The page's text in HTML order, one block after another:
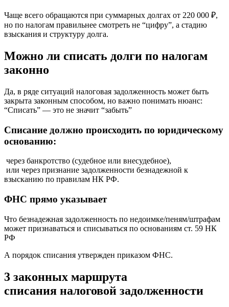
Чаще всего обращаются при суммарных долгах от 220 000 ₽,
но по налогам правильнее смотреть не “цифру”, а стадию
взыскания и структуру долга.
Можно ли списать долги по налогам
законно
Да, в ряде ситуаций налоговая задолженность может быть
закрыта законным способом, но важно понимать нюанс:
“Списать” — это не значит “забыть”
Списание должно происходить по юридическому
основанию:
через банкротство (судебное или внесудебное),
или через признание задолженности безнадежной к
взысканию по правилам НК РФ.
ФНС прямо указывает
Что безнадежная задолженность по недоимке/пеням/штрафам
может признаваться и списываться по основаниям ст. 59 НК
РФ
А порядок списания утвержден приказом ФНС.
3 законных маршрута
списания налоговой задолженности